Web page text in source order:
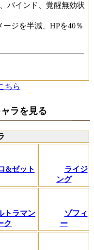
バインド、覚醒無効状
ジを半減、HPを40％
ちら
ラを見る
&ゼット
ライジ
ング
トラマン
ク
ゾフィ
ー